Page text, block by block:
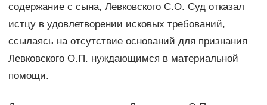
содержание с сына, Левковского С.О. Суд отказал
истцу в удовлетворении исковых требований,
ссылаясь на отсутствие оснований для признания
Левковского О.П. нуждающимся в материальной
помощи.